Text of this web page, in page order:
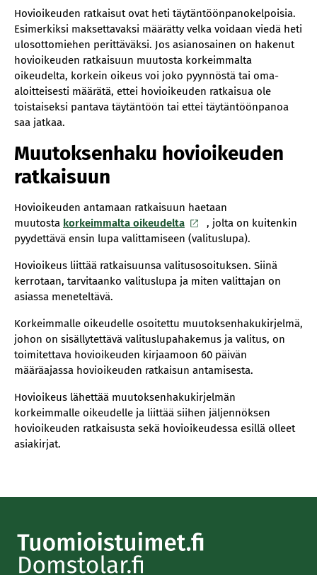
Hovioikeuden ratkaisut ovat heti täytäntöönpanokelpoisia.
Esimerkiksi maksettavaksi määrätty velka voidaan viedä heti
ulosottomiehen perittäväksi. Jos asianosainen on hakenut
hovioikeuden ratkaisuun muutosta korkeimmalta
oikeudelta, korkein oikeus voi joko pyynnöstä tai oma-
aloitteisesti määrätä, ettei hovioikeuden ratkaisua ole
toistaiseksi pantava täytäntöön tai ettei täytäntöönpanoa
saa jatkaa.
Muutoksenhaku hovioikeuden
ratkaisuun
Hovioikeuden antamaan ratkaisuun haetaan
muutosta korkeimmalta oikeudelta
, jolta on kuitenkin
pyydettävä ensin lupa valittamiseen (valituslupa).
Hovioikeus liittää ratkaisuunsa valitusosoituksen. Siinä
kerrotaan, tarvitaanko valituslupa ja miten valittajan on
asiassa meneteltävä.
Korkeimmalle oikeudelle osoitettu muutoksenhakukirjelmä,
johon on sisällytettävä valituslupahakemus ja valitus, on
toimitettava hovioikeuden kirjaamoon 60 päivän
määräajassa hovioikeuden ratkaisun antamisesta.
Hovioikeus lähettää muutoksenhakukirjelmän
korkeimmalle oikeudelle ja liittää siihen jäljennöksen
hovioikeuden ratkaisusta sekä hovioikeudessa esillä olleet
asiakirjat.